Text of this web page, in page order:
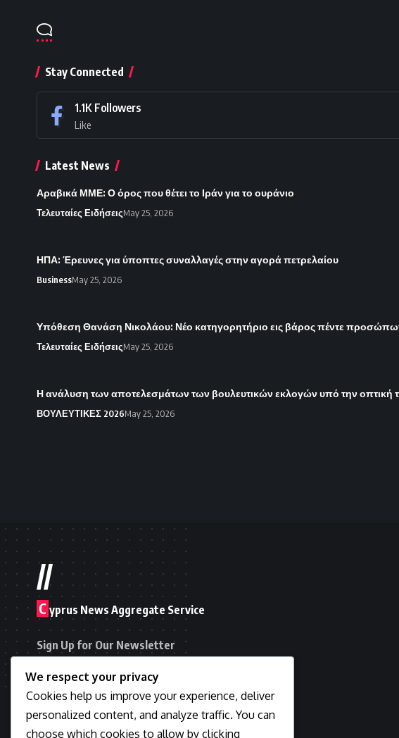
Stay Connected
1.1K Followers
Like
Latest News
Αραβικά ΜΜΕ: Ο όρος που θέτει το Ιράν για το ουράνιο
Τελευταίες ΕιδήσειςMay 25, 2026
ΗΠΑ: Έρευνες για ύποπτες συναλλαγές στην αγορά πετρελαίου
BusinessMay 25, 2026
Υπόθεση Θανάση Νικολάου: Νέο κατηγορητήριο εις βάρος πέντε
Τελευταίες ΕιδήσειςMay 25, 2026
Η ανάλυση των αποτελεσμάτων των βουλευτικών εκλογών υπό την οπτική
ΒΟΥΛΕΥΤΙΚΕΣ 2026May 25, 2026
//
C yprus News Aggregate Service
Sign Up for Our Newsletter
Email address:
We respect your privacy
Cookies help us improve your experience, deliver
personalized content, and analyze traffic. You can
choose which cookies to allow by clicking